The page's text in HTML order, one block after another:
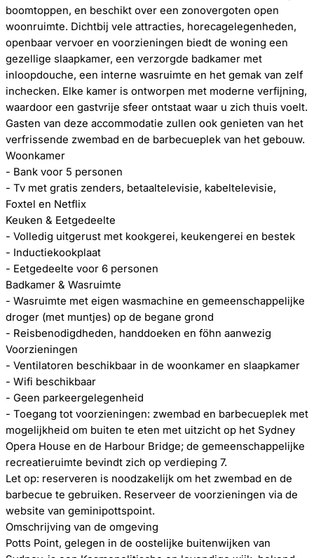
boomtoppen, en beschikt over een zonovergoten open
woonruimte. Dichtbij vele attracties, horecagelegenheden,
openbaar vervoer en voorzieningen biedt de woning een
gezellige slaapkamer, een verzorgde badkamer met
inloopdouche, een interne wasruimte en het gemak van zelf
inchecken. Elke kamer is ontworpen met moderne verfijning,
waardoor een gastvrije sfeer ontstaat waar u zich thuis voelt.
Gasten van deze accommodatie zullen ook genieten van het
verfrissende zwembad en de barbecueplek van het gebouw.
Woonkamer
- Bank voor 5 personen
- Tv met gratis zenders, betaaltelevisie, kabeltelevisie,
Foxtel en Netflix
Keuken & Eetgedeelte
- Volledig uitgerust met kookgerei, keukengerei en bestek
- Inductiekookplaat
- Eetgedeelte voor 6 personen
Badkamer & Wasruimte
- Wasruimte met eigen wasmachine en gemeenschappelijke
droger (met muntjes) op de begane grond
- Reisbenodigdheden, handdoeken en föhn aanwezig
Voorzieningen
- Ventilatoren beschikbaar in de woonkamer en slaapkamer
- Wifi beschikbaar
- Geen parkeergelegenheid
- Toegang tot voorzieningen: zwembad en barbecueplek met
mogelijkheid om buiten te eten met uitzicht op het Sydney
Opera House en de Harbour Bridge; de gemeenschappelijke
recreatieruimte bevindt zich op verdieping 7.
Let op: reserveren is noodzakelijk om het zwembad en de
barbecue te gebruiken. Reserveer de voorzieningen via de
website van geminipottspoint.
Omschrijving van de omgeving
Potts Point, gelegen in de oostelijke buitenwijken van